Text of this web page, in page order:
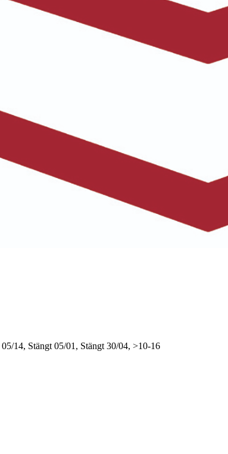
05/14, Stängt 05/01, Stängt 30/04, >10-16